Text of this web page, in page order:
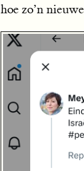
hoe zo’n